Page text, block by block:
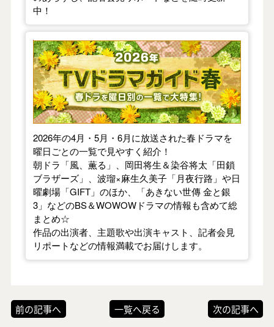
中！
【2026年春】TVドラマガイド
2026年の4月・5月・6月に放送された春ドラマを
曜日ごとの一覧で見やすく紹介！
朝ドラ「風、薫る」、岡田将生＆染谷将太「田鎖
ブラザーズ」、波瑠×麻生久美子「月夜行路」や日
曜劇場「GIFT」のほか、「あきない世傳 金と銀
3」などのBS＆WOWOWドラマの情報も含めて総
まとめ☆
作品の出演者、主題歌や出演キャスト、記者会見
リポートなどの情報満載でお届けします。
前の記事へ 一覧へ戻る 次の記事へ